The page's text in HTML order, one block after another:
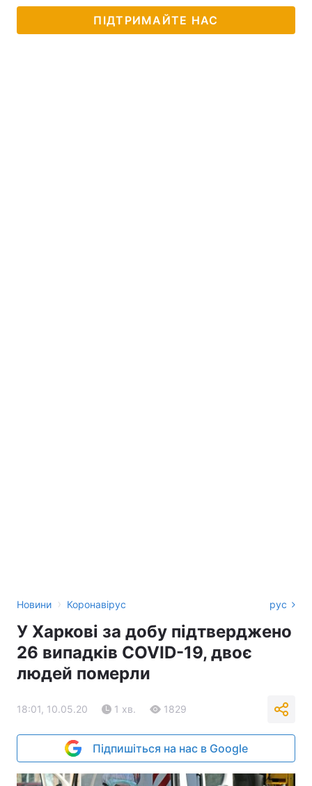
ПІДТРИМАЙТЕ НАС
Новини › Коронавірус рус
У Харкові за добу підтверджено
26 випадків COVID-19, двоє
людей померли
18:01, 10.05.20 1 хв. 1829
Підпишіться на нас в Google